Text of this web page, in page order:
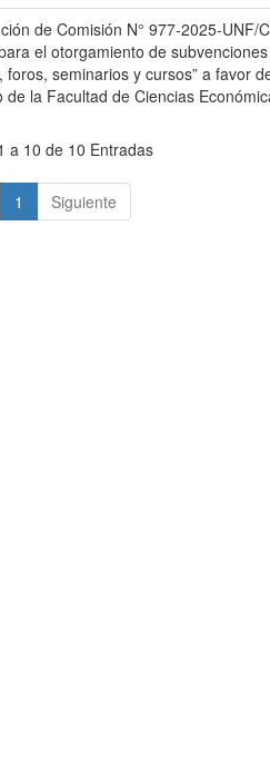
de Comisión N° 977-2025-
el otorgamiento de
foros, seminarios y cursos” a favor
de la Facultad de Ciencias
a 10 de 10 Entradas
1 Siguiente